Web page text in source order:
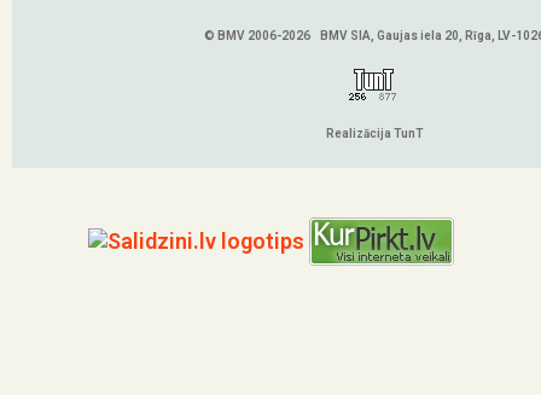
© BMV 2006-2026 BMV SIA, Gaujas iela 20, Rīga, LV-
Realizācija TunT